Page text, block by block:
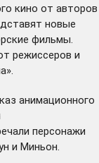
кино от авторов
новые
фильмы.
режиссеров и
анимационного
персонажи
и Миньон.